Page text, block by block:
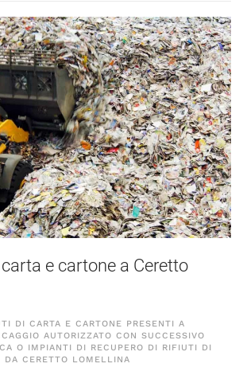
e cartone a Ceretto
DI CARTA E CARTONE PRESENTI A
AUTORIZZATO CON SUCCESSIVO
O IMPIANTI DI RECUPERO DI RIFIUTI DI
DA CERETTO LOMELLINA